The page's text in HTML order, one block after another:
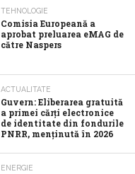
TEHNOLOGIE
Comisia Europeană a
aprobat preluarea eMAG de
către Naspers
ACTUALITATE
Guvern: Eliberarea gratuită
a primei cărți electronice
de identitate din fondurile
PNRR, menținută în 2026
ENERGIE